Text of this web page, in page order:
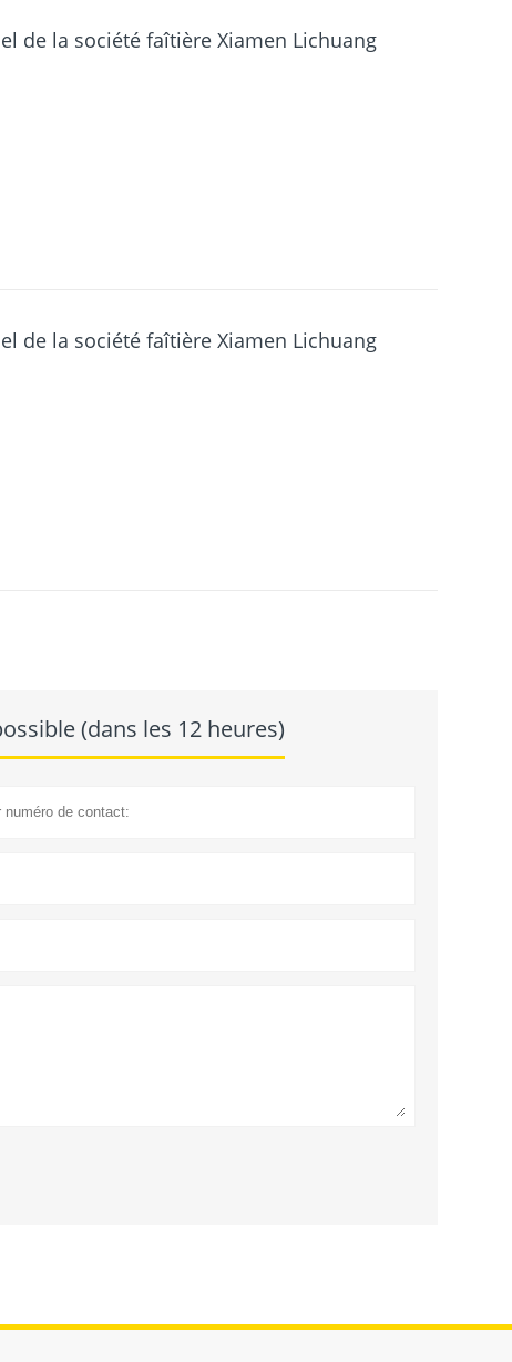
de la société faîtière Xiamen Lichuang
de la société faîtière Xiamen Lichuang
(dans les 12 heures)